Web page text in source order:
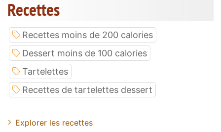
Recettes
Recettes moins de 200 calories
Dessert moins de 100 calories
Tartelettes
Recettes de tartelettes dessert
Explorer les recettes